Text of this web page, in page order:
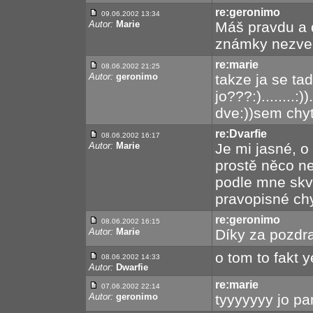
09.06.2002 13:34
Autor: Marie
re:geronimo
Máš pravdu a
známky
08.06.2002 21:25
Autor: geronimo
re:marie
takze ja se
dve:))sem
08.06.2002 16:17
Autor: Marie
re:Dvarfie
Je mi jasné,
prostě něco
podle mne
pravopisné
08.06.2002 16:15
Autor: Marie
re:geronimo
Díky za
08.06.2002 14:33
Autor: Dwarfie
o tom to fakt
07.06.2002 22:14
Autor: geronimo
re:marie
tyyyyyyy jo